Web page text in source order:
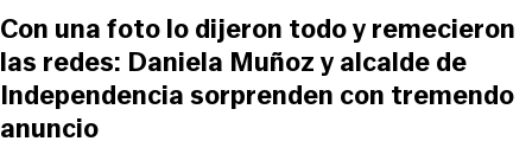
Con una foto lo dijeron todo y remecieron
las redes: Daniela Muñoz y alcalde de
Independencia sorprenden con tremendo
anuncio